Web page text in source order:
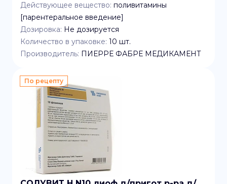
Действующее вещество: поливитамины
[парентеральное введение]
Дозировка: Не дозируется
Количество в упаковке: 10 шт.
Производитель: ПИЕРРЕ ФАБРЕ МЕДИКАМЕНТ
По рецепту